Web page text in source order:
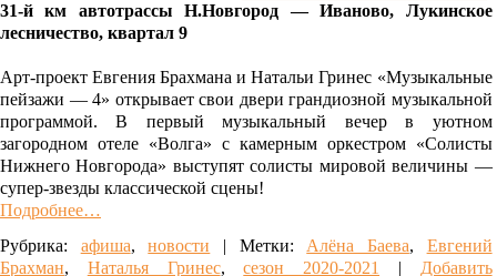
31-й км автотрассы Н.Новгород — Иваново, Лукинское
лесничество, квартал 9
Арт-проект Евгения Брахмана и Натальи Гринес «Музыкальные
пейзажи — 4» открывает свои двери грандиозной музыкальной
программой. В первый музыкальный вечер в уютном
загородном отеле «Волга» с камерным оркестром «Солисты
Нижнего Новгорода» выступят солисты мировой величины —
супер-звезды классической сцены!
Подробнее…
Рубрика:
афиша,новости Метки: Алёна Баева, Евгений
Брахман, Наталья Гринес,сезон 2020-2021
Добавить